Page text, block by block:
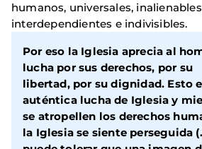
humanos, universales,
interdependientes e indivisibles.
Por eso la Iglesia aprecia al
lucha por sus derechos, por su
libertad, por su dignidad. Esto
auténtica lucha de Iglesia y
se atropellen los derechos
la Iglesia se siente perseguida